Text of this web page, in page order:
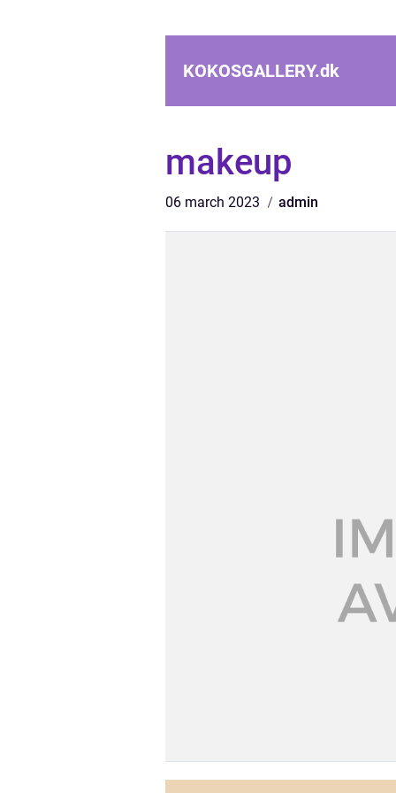
KOKOSGALLERY.dk
makeup
06 march 2023 admin